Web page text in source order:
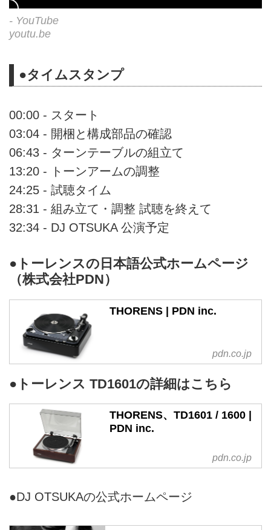
- YouTube
youtu.be
●タイムスタンプ
00:00 - スタート
03:04 - 開梱と構成部品の確認
06:43 - ターンテーブルの組立て
13:20 - トーンアームの調整
24:25 - 試聴タイム
28:31 - 組み立て・調整 試聴を終えて
32:34 - DJ OTSUKA 公演予定
●トーレンスの日本語公式ホームページ
（株式会社PDN）
THORENS | PDN inc.
pdn.co.jp
●トーレンス TD1601の詳細はこちら
THORENS、TD1601 / 1600 |
PDN inc.
pdn.co.jp
●DJ OTSUKAの公式ホームページ